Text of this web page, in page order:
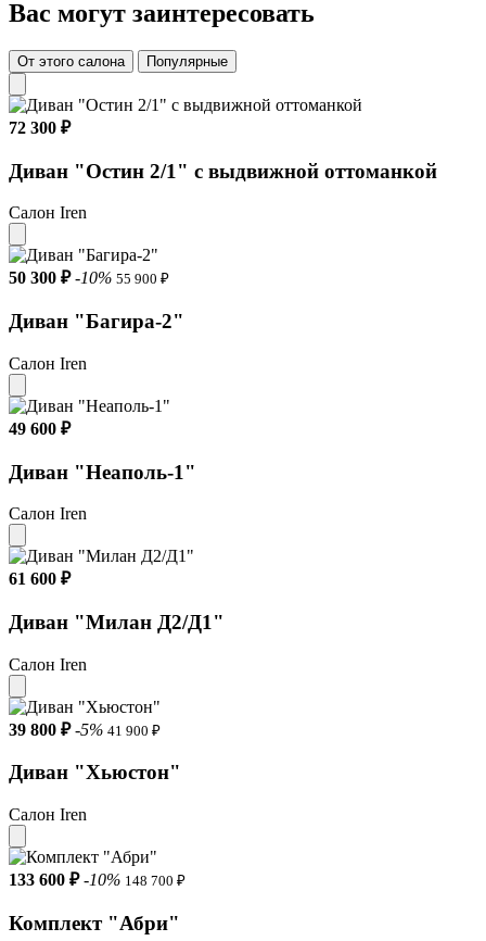
Вас могут заинтересовать
От этого салона Популярные
72 300 ₽
Диван "Остин 2/1" с выдвижной оттоманкой
Салон Iren
50 300 ₽ -10% 55 900 ₽
Диван "Багира-2"
Салон Iren
49 600 ₽
Диван "Неаполь-1"
Салон Iren
61 600 ₽
Диван "Милан Д2/Д1"
Салон Iren
39 800 ₽ -5% 41 900 ₽
Диван "Хьюстон"
Салон Iren
133 600 ₽ -10% 148 700 ₽
Комплект "Абри"